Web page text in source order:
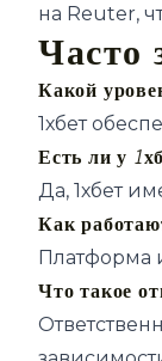
на Reuter,
Часто
Какой
1хбет
Есть ли у
Да, 1хбет
Как
Платформа
Что такое